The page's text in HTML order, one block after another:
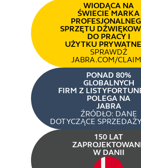
WIODĄCA NA
ŚWIECIE MARKA
SPRZĘTU
DO PRACY I
UŻYTKU
SPRAWDŹ
JABRA.COM/
PONAD 80%
GLOBALNYCH
FIRM Z
POLEGA NA
JABRA
ŹRÓDŁO: DANE
DOTYCZĄCE
150 LAT
W DANII